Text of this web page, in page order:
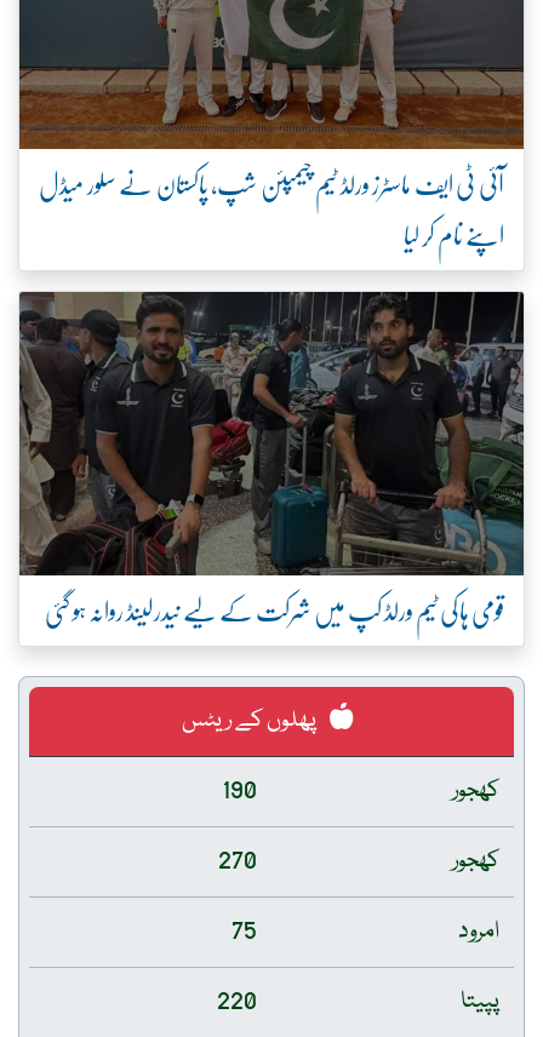
آئی ٹی ایف ماسٹرز ورلڈ ٹیم چیمپئن شپ، پاکستان نے سلور میڈل
اپنے نام کر لیا
قومی ہاکی ٹیم ورلڈ کپ میں شرکت کے لیے نیدرلینڈ روانہ ہو گئی
پھلوں کے ریٹس
کھجور
190
کھجور
270
امرود
75
پپیتا
220